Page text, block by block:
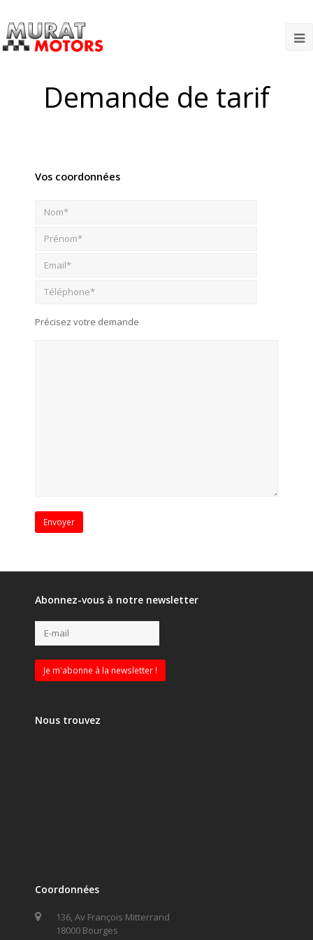
Demande de tarif
Vos coordonnées
Précisez votre demande
Abonnez-vous à notre newsletter
Nous trouvez
Coordonnées
136, Av François Mitterrand
18000 Bourges